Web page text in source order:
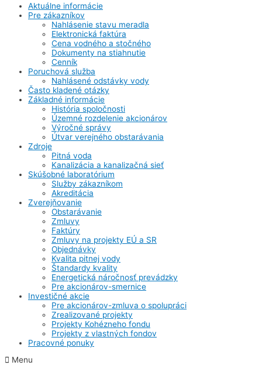
Aktuálne informácie
Pre zákazníkov
Nahlásenie stavu meradla
Elektronická faktúra
Cena vodného a stočného
Dokumenty na stiahnutie
Cenník
Poruchová služba
Nahlásené odstávky vody
Často kladené otázky
Základné informácie
História spoločnosti
Územné rozdelenie akcionárov
Výročné správy
Útvar verejného obstarávania
Zdroje
Pitná voda
Kanalizácia a kanalizačná sieť
Skúšobné laboratórium
Služby zákazníkom
Akreditácia
Zverejňovanie
Obstarávanie
Zmluvy
Faktúry
Zmluvy na projekty EÚ a SR
Objednávky
Kvalita pitnej vody
Štandardy kvality
Energetická náročnosť prevádzky
Pre akcionárov-smernice
Investičné akcie
Pre akcionárov-zmluva o spolupráci
Zrealizované projekty
Projekty Kohézneho fondu
Projekty z vlastných fondov
Pracovné ponuky
Menu